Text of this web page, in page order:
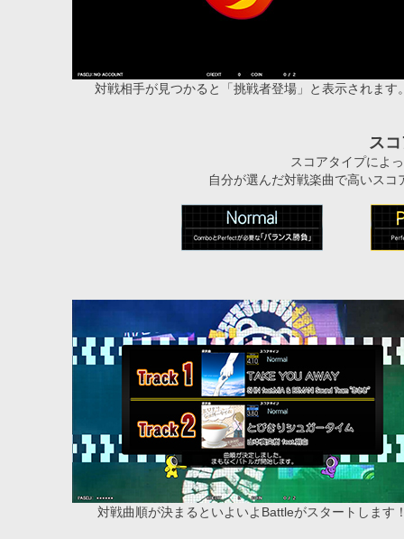
対戦相手が見つかると「挑戦者登場」と表示されます
ス
スコアタイプによ
自分が選んだ対戦楽曲で高いス
対戦曲順が決まるといよいよBattleがスタートします